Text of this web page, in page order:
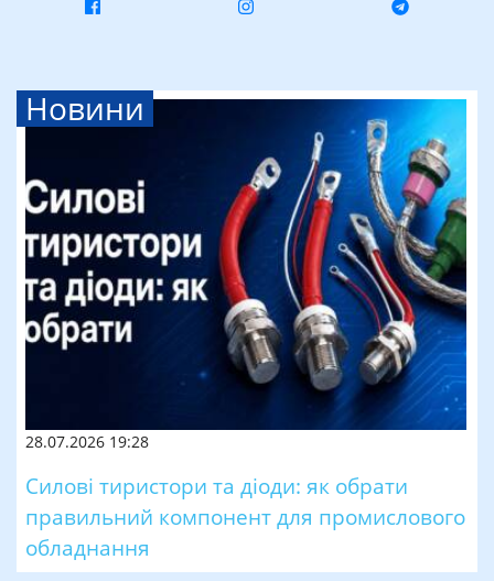
Новини
28.07.2026 19:28
Силові тиристори та діоди: як обрати
правильний компонент для промислового
обладнання